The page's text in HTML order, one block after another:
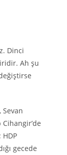
Dinci
Ah şu
Sevan
HDP
gecede